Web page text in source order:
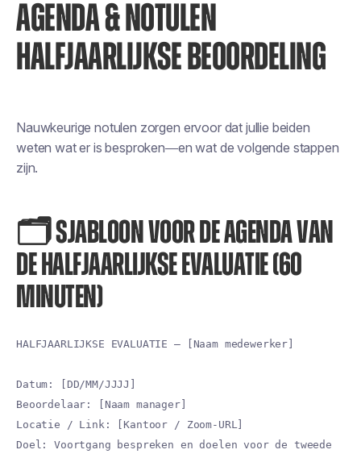
AGENDA & NOTULEN
HALFJAARLIJKSE BEOORDELING
Nauwkeurige notulen zorgen ervoor dat jullie beiden
weten wat er is besproken—en wat de volgende stappen
zijn.
🗂️ SJABLOON VOOR DE AGENDA VAN
DE HALFJAARLIJKSE EVALUATIE (60
MINUTEN)
HALFJAARLIJKSE EVALUATIE – [Naam medewerker]
Datum: [DD/MM/JJJJ]
Beoordelaar: [Naam manager]
Locatie / Link: [Kantoor / Zoom-URL]
Doel: Voortgang bespreken en doelen voor de tweede